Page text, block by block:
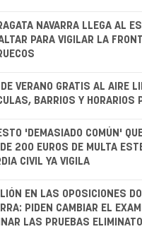
NAVARRA LLEGA AL
PARA VIGILAR LA
VERANO GRATIS AL AIRE
BARRIOS Y HORARIOS
'DEMASIADO COMÚN'
200 EUROS DE MULTA
CIVIL YA VIGILA
EN LAS OPOSICIONES
PIDEN CAMBIAR EL
LAS PRUEBAS